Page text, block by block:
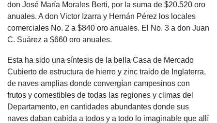
don José María Morales Berti, por la suma de $20.520 oro
anuales. A don Victor Izarra y Hernán Pérez los locales
comerciales No. 2 a $840 oro anuales. El No. 3 a don Juan
C. Suárez a $660 oro anuales.
Esta ha sido una síntesis de la bella Casa de Mercado
Cubierto de estructura de hierro y zinc traido de Inglaterra,
de naves amplias donde convergían campesinos con
frutos y comestibles de todas las regiones y climas del
Departamento, en cantidades abundantes donde sus
naves daban cabida a todos y a todo lo imaginable que allí